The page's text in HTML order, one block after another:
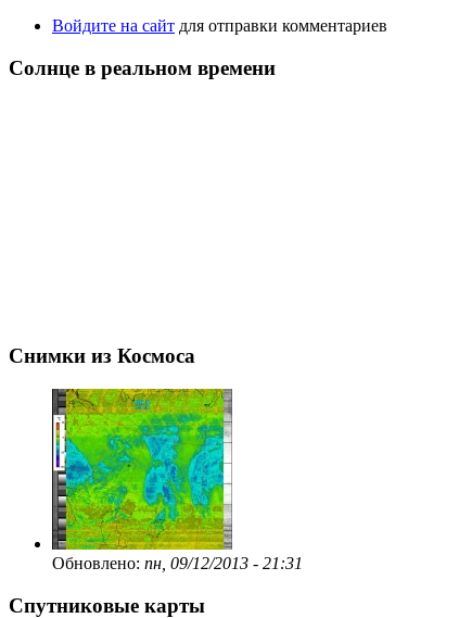
Войдите на сайт для отправки комментариев
Солнце в реальном времени
Снимки из Космоса
Обновлено: пн, 09/12/2013 - 21:31
Спутниковые карты